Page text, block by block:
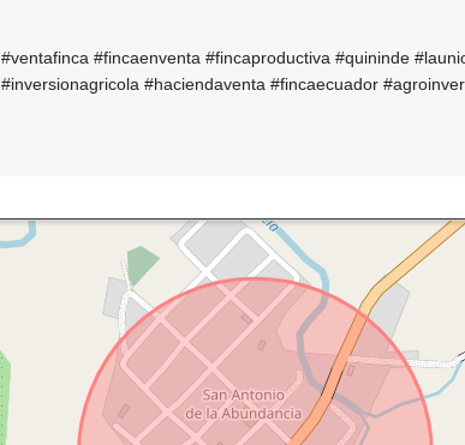
#ventafinca #fincaenventa #fincaproductiva #quininde
#inversionagricola #haciendaventa #fincaecuador